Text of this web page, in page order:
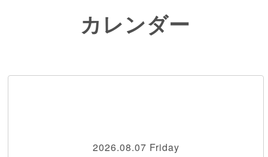
カレンダー
2026.08.07 Friday